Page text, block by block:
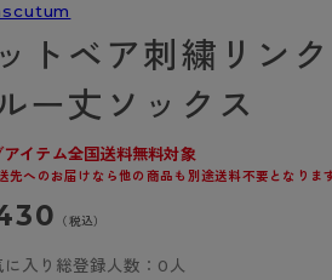
ューティアクティブ
お手伝い
ードル
特集
、ストッキング選び
び方
トベア刺繍リン
ー丈ソックス
アイテム全国送料無料対象
先へのお届けなら他の商品も別途送料不要となりま
（税込）
に入り総登録人数：0人